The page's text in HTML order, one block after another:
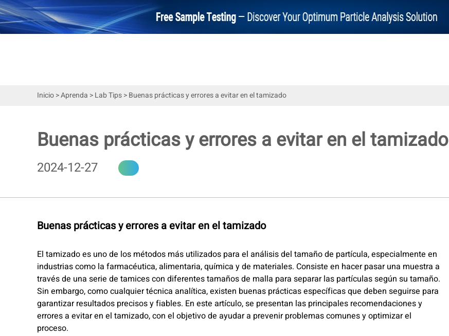
Inicio>Aprenda >Lab Tips>Buenas prácticas y errores a evitar en el tamizado
Buenas prácticas y errores a evitar en el tamizado
2024-12-27
Buenas prácticas y errores a evitar en el tamizado
El tamizado es uno de los métodos más utilizados para el análisis del tamaño de partícula, especialmente en
industrias como la farmacéutica, alimentaria, química y de materiales. Consiste en hacer pasar una muestra a
través de una serie de tamices con diferentes tamaños de malla para separar las partículas según su tamaño.
Sin embargo, como cualquier técnica analítica, existen buenas prácticas específicas que deben seguirse para
garantizar resultados precisos y fiables. En este artículo, se presentan las principales recomendaciones y
errores a evitar en el tamizado, con el objetivo de ayudar a prevenir problemas comunes y optimizar el
proceso.